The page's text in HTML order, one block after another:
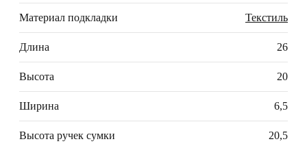
Материал подкладки Текстиль
Длина 26
Высота 20
Ширина 6,5
Высота ручек сумки 20,5